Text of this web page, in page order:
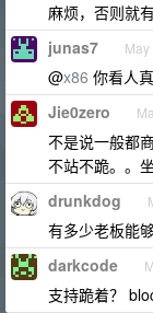
麻烦，否则就
junas7 May
@x86 你看人
Jie0zero
不是说一般都
不站不跪。。
drunkdog
有多少老板能
darkcode
支持跪着？